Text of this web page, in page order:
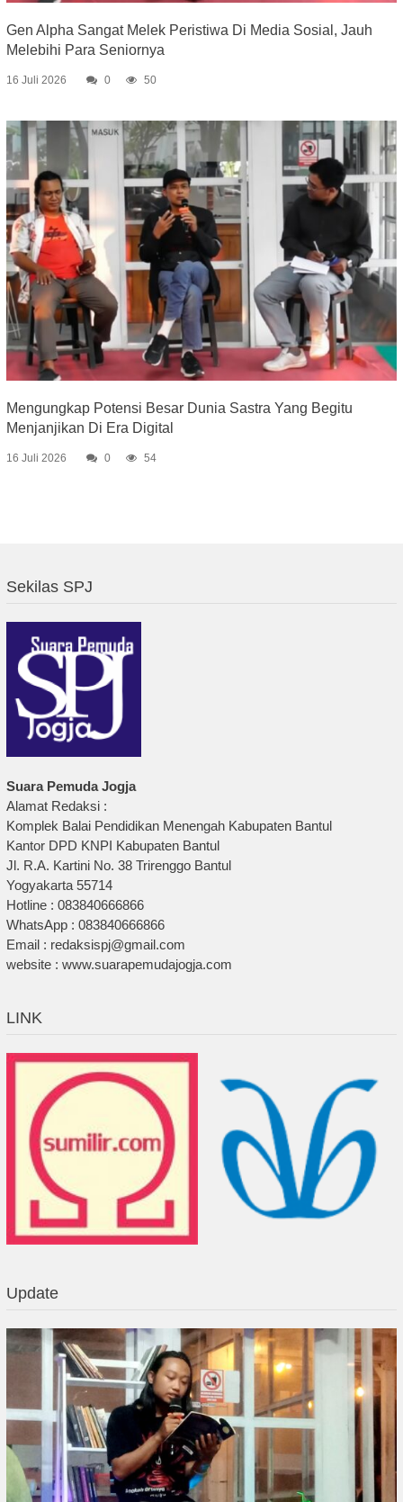
Gen Alpha Sangat Melek Peristiwa Di Media Sosial, Jauh
Melebihi Para Seniornya
16 Juli 2026 0 50
Mengungkap Potensi Besar Dunia Sastra Yang Begitu
Menjanjikan Di Era Digital
16 Juli 2026 0 54
Sekilas SPJ
Suara Pemuda Jogja
Alamat Redaksi :
Komplek Balai Pendidikan Menengah Kabupaten Bantul
Kantor DPD KNPI Kabupaten Bantul
Jl. R.A. Kartini No. 38 Trirenggo Bantul
Yogyakarta 55714
Hotline : 083840666866
WhatsApp : 083840666866
Email : redaksispj@gmail.com
website : www.suarapemudajogja.com
LINK
Update